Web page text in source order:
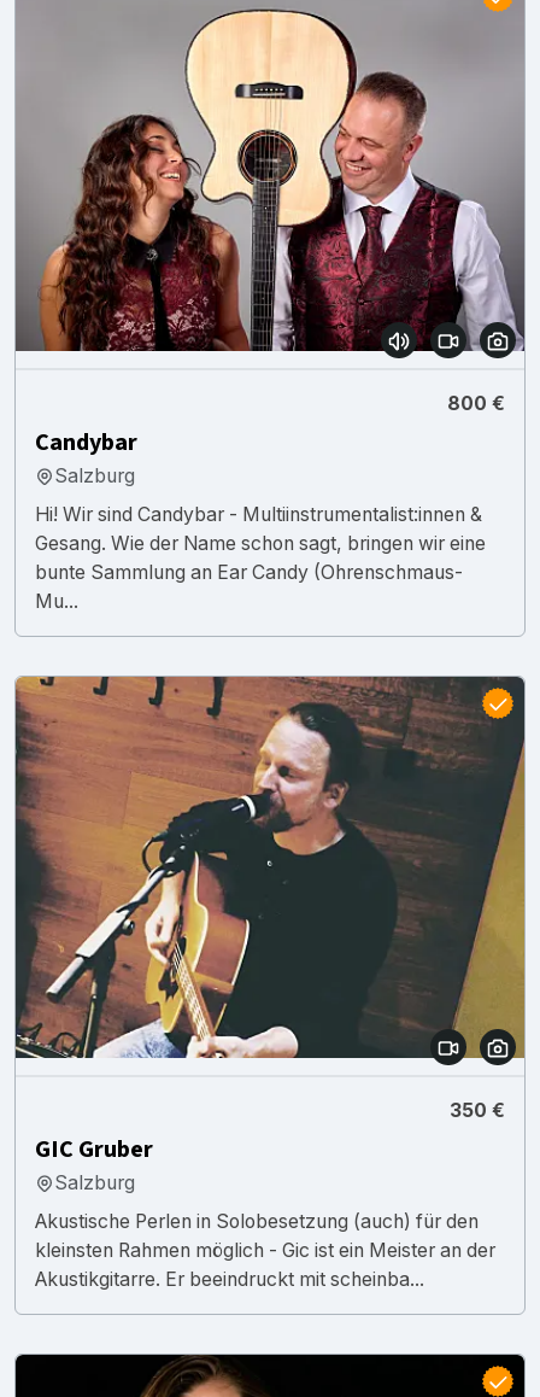
800 €
Candybar
Salzburg
Hi! Wir sind Candybar - Multiinstrumentalist:innen &
Gesang. Wie der Name schon sagt, bringen wir eine
bunte Sammlung an Ear Candy (Ohrenschmaus-
Mu...
350 €
GIC Gruber
Salzburg
Akustische Perlen in Solobesetzung (auch) für den
kleinsten Rahmen möglich - Gic ist ein Meister an der
Akustikgitarre. Er beeindruckt mit scheinba...